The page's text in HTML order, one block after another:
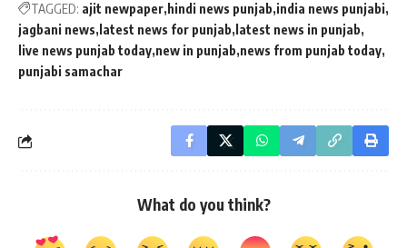
TAGGED: ajit newpaper hindi news punjab india news punjabi
jagbani news latest news for punjab latest news in punjab
live news punjab today new in punjab news from punjab today
punjabi samachar
What do you think?